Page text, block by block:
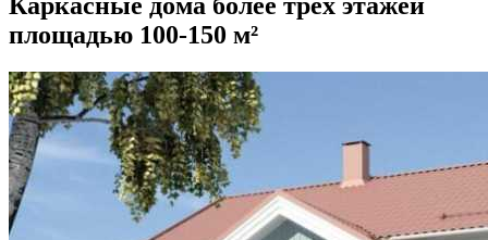
площадью 100-150 м²